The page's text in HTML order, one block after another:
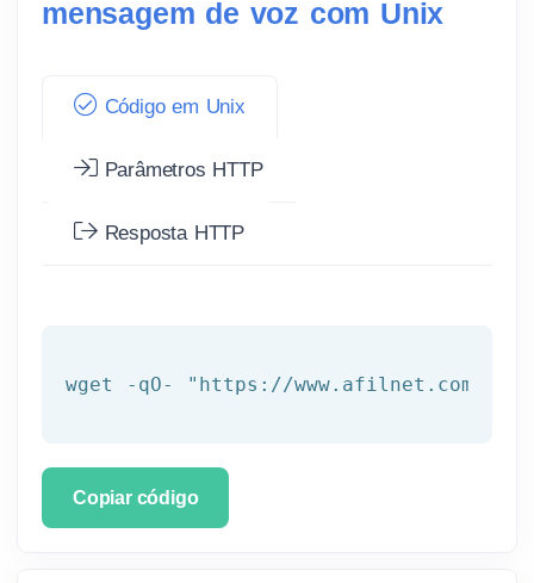
mensagem de voz com Unix
Código em Unix
Parâmetros HTTP
Resposta HTTP
wget -qO- "https://www.afilnet.com/api/http/
Copiar código